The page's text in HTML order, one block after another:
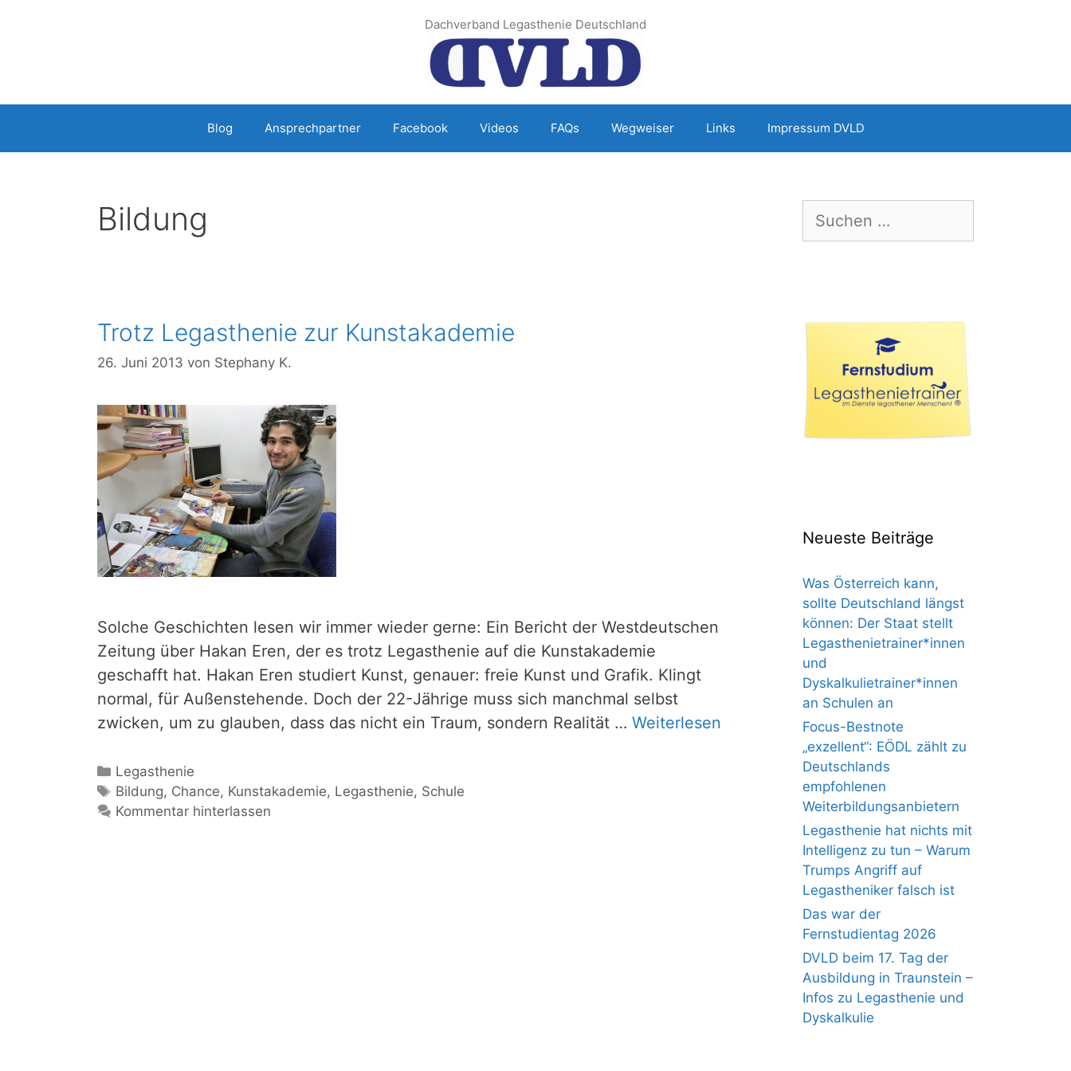
Dachverband Legasthenie Deutschland
Blog Ansprechpartner Facebook Videos FAQs Wegweiser Links Impressum DVLD
Bildung
Trotz Legasthenie zur Kunstakademie
26. Juni 2013 von Stephany K.
Solche Geschichten lesen wir immer wieder gerne: Ein Bericht der Westdeutschen
Zeitung über Hakan Eren, der es trotz Legasthenie auf die Kunstakademie
geschafft hat. Hakan Eren studiert Kunst, genauer: freie Kunst und Grafik. Klingt
normal, für Außenstehende. Doch der 22-Jährige muss sich manchmal selbst
zwicken, um zu glauben, dass das nicht ein Traum, sondern Realität … Weiterlesen
Kategorien
Legasthenie
Schlagwörter
Bildung, Chance, Kunstakademie, Legasthenie, Schule
Kommentar hinterlassen
nach:
Neueste Beiträge
Was Österreich kann,
sollte Deutschland längst
können: Der Staat stellt
Legasthenietrainer*innen
und
Dyskalkulietrainer*innen
an Schulen an
Focus-Bestnote
„exzellent“: EÖDL zählt zu
Deutschlands
empfohlenen
Weiterbildungsanbietern
Legasthenie hat nichts mit
Intelligenz zu tun – Warum
Trumps Angriff auf
Legastheniker falsch ist
Das war der
Fernstudientag 2026
DVLD beim 17. Tag der
Ausbildung in Traunstein –
Infos zu Legasthenie und
Dyskalkulie